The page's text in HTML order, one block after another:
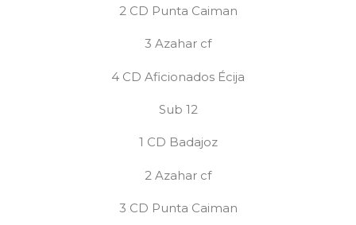
2 CD Punta Caiman
3 Azahar cf
4 CD Aficionados Écija
Sub 12
1 CD Badajoz
2 Azahar cf
3 CD Punta Caiman